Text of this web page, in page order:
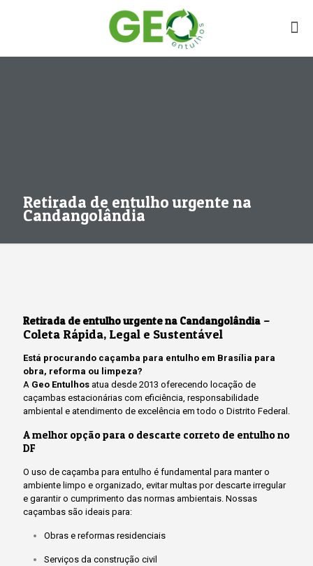
Retirada de entulho urgente na
Candangolândia
Retirada de entulho urgente na Candangolândia –
Coleta Rápida, Legal e Sustentável
Está procurando caçamba para entulho em Brasília para
obra, reforma ou limpeza?
A Geo Entulhos atua desde 2013 oferecendo locação de
caçambas estacionárias com eficiência, responsabilidade
ambiental e atendimento de excelência em todo o Distrito Federal.
A melhor opção para o descarte correto de entulho no
DF
O uso de caçamba para entulho é fundamental para manter o
ambiente limpo e organizado, evitar multas por descarte irregular
e garantir o cumprimento das normas ambientais. Nossas
caçambas são ideais para:
Obras e reformas residenciais
Serviços da construção civil